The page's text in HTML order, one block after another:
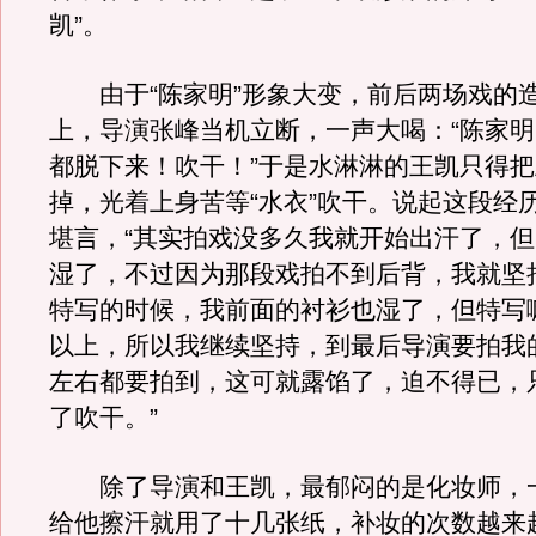
凯”。
由于“陈家明”形象大变，前后两场戏的
上，导演张峰当机立断，一声大喝：“陈家
都脱下来！吹干！”于是水淋淋的王凯只得
掉，光着上身苦等“水衣”吹干。说起这段经
堪言，“其实拍戏没多久我就开始出汗了，
湿了，不过因为那段戏拍不到后背，我就坚
特写的时候，我前面的衬衫也湿了，但特写
以上，所以我继续坚持，到最后导演要拍我
左右都要拍到，这可就露馅了，迫不得已，
了吹干。”
除了导演和王凯，最郁闷的是化妆师，
给他擦汗就用了十几张纸，补妆的次数越来